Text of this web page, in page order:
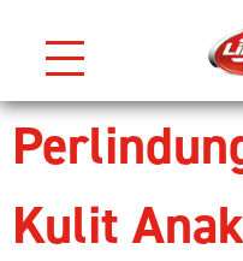
Skip to content
Kulit